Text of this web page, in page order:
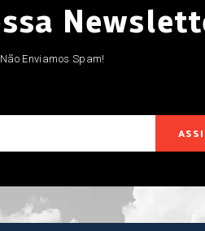
Enviamos Spam!